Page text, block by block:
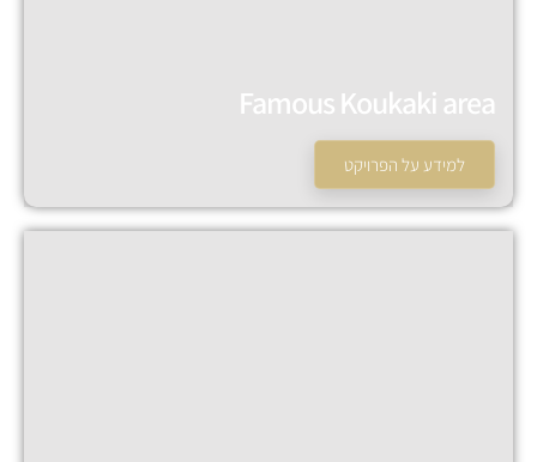
Famous Koukaki area
למידע על הפרויקט
המכירה הסתיימה!